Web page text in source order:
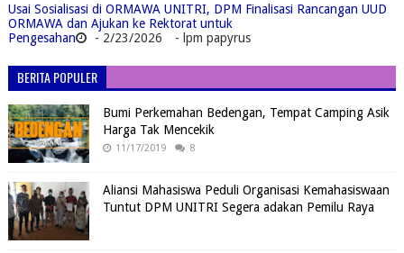
Usai Sosialisasi di ORMAWA UNITRI, DPM Finalisasi Rancangan UUD
ORMAWA dan Ajukan ke Rektorat untuk
Pengesahan
- 2/23/2026 - lpm papyrus
BERITA POPULER
Bumi Perkemahan Bedengan, Tempat Camping Asik
Harga Tak Mencekik
11/17/2019 8
Aliansi Mahasiswa Peduli Organisasi Kemahasiswaan
Tuntut DPM UNITRI Segera adakan Pemilu Raya